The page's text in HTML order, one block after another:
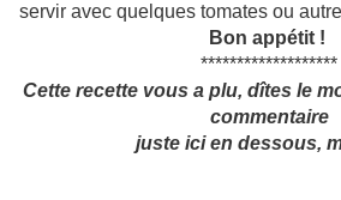
servir avec quelques tomates ou
Bon appétit !
*******************
Cette recette vous a plu, dîtes le
commentaire
juste ici en dessous,